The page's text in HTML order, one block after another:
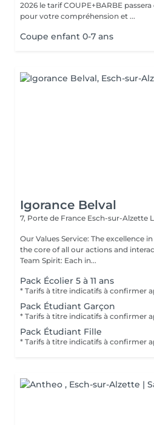
2026 le tarif COUPE+BARBE
pour votre compréhension et ...
Coupe enfant 0-7 ans
Igorance Belval
7, Porte de France Esch-sur-Alzette
Our Values Service: The excellence in hairdressing service is at
the core of all our actions and
Team Spirit: Each in...
Pack Écolier 5 à 11 ans
Pack Étudiant Garçon
Pack Étudiant Fille